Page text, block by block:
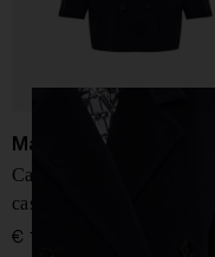
Max Mara
Cappotto corto in lana e
cashmere
€ 1.600,00